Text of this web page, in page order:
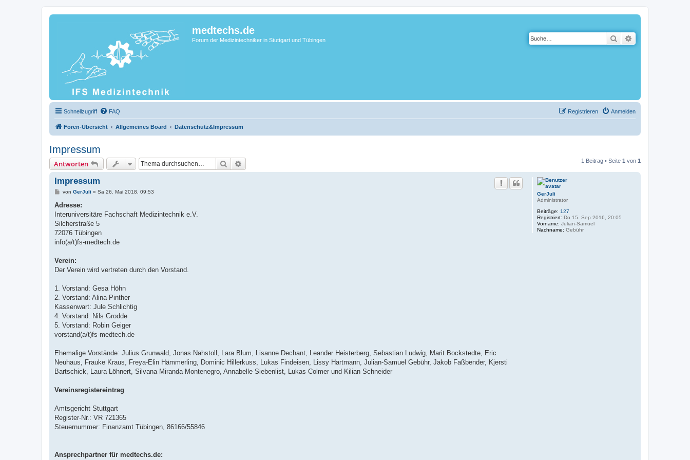
medtechs.de
Forum der Medizintechniker in Stuttgart und Tübingen Suche
Schnellzugriff FAQ Anmelden
Registrieren
Foren-Übersicht Allgemeines Board Datenschutz&Impressum
Impressum
Antworten Suche 1 Beitrag • Seite 1 von 1
GerJuli
Administrator
Beiträge: 127
Registriert: Do 15. Sep 2016, 20:05
Vorname: Julian-Samuel
Nachname: Gebühr
Impressum
B
i
r
a
von GerJuli » Sa 26. Mai 2018, 09:53
Adresse:
Interuniversitäre Fachschaft Medizintechnik e.V.
Silcherstraße 5
72076 Tübingen
info(a/t)fs-medtech.de
Verein:
Der Verein wird vertreten durch den Vorstand.
1. Vorstand: Gesa Höhn
2. Vorstand: Alina Pinther
Kassenwart: Jule Schlichtig
4. Vorstand: Nils Grodde
5. Vorstand: Robin Geiger
vorstand(a/t)fs-medtech.de
Ehemalige Vorstände: Julius Grunwald, Jonas Nahstoll, Lara Blum, Lisanne Dechant, Leander Heisterberg, Sebastian Ludwig, Marit Bockstedte, Eric
Neuhaus, Frauke Kraus, Freya-Elin Hämmerling, Dominic Hillerkuss, Lukas Findeisen, Lissy Hartmann, Julian-Samuel Gebühr, Jakob Faßbender, Kjersti
Bartschick, Laura Löhnert, Silvana Miranda Montenegro, Annabelle Siebenlist, Lukas Colmer und Kilian Schneider
Vereinsregistereintrag
Amtsgericht Stuttgart
Register-Nr.: VR 721365
Steuernummer: Finanzamt Tübingen, 86166/55846
Ansprechpartner für medtechs.de: